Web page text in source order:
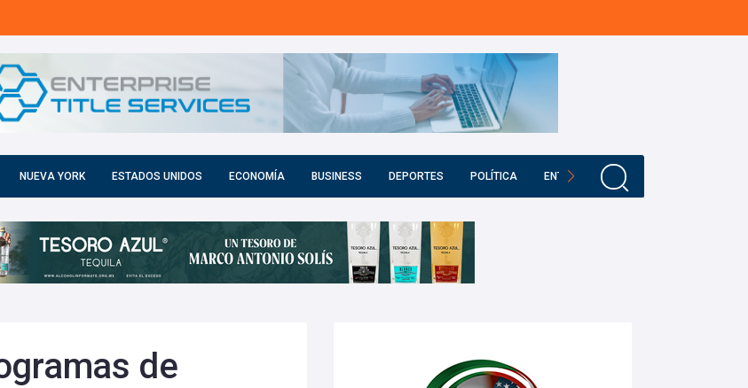
NUEVA YORK ESTADOS UNIDOS ECONOMÍA BUSINESS DEPORTES POLÍTICA ENTRETENIMIENTO
de